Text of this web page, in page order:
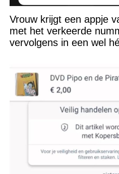
Vrouw krijgt een appje
met het verkeerde
vervolgens in een wel